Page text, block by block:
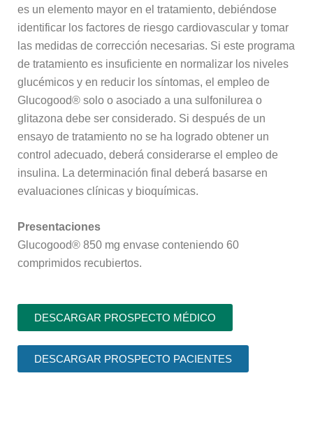
es un elemento mayor en el tratamiento, debiéndose
identificar los factores de riesgo cardiovascular y tomar
las medidas de corrección necesarias. Si este programa
de tratamiento es insuficiente en normalizar los niveles
glucémicos y en reducir los síntomas, el empleo de
Glucogood® solo o asociado a una sulfonilurea o
glitazona debe ser considerado. Si después de un
ensayo de tratamiento no se ha logrado obtener un
control adecuado, deberá considerarse el empleo de
insulina. La determinación final deberá basarse en
evaluaciones clínicas y bioquímicas.
Presentaciones
Glucogood® 850 mg envase conteniendo 60
comprimidos recubiertos.
DESCARGAR PROSPECTO MÉDICO
DESCARGAR PROSPECTO PACIENTES